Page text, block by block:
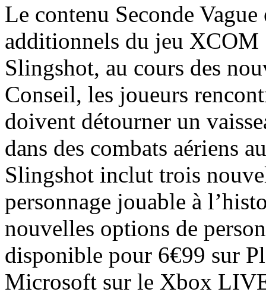
Le contenu Seconde
additionnels du jeu
Slingshot, au cours des
Conseil, les joueurs
doivent détourner un
dans des combats aériens
Slingshot inclut trois
personnage jouable à
nouvelles options de
disponible pour 6€99 sur
Microsoft sur le Xbox